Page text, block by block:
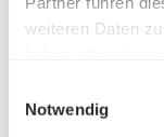
weiteren Daten
Notwendig